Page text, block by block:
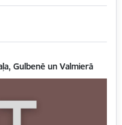
Gulbenē un Valmierā